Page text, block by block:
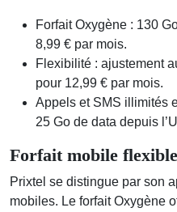
Forfait Oxygène : 130
8,99 € par mois.
Flexibilité : ajustement
pour 12,99 € par mois.
Appels et SMS illimités
25 Go de data depuis
Forfait mobile
Prixtel se distingue par son
mobiles. Le forfait Oxygène